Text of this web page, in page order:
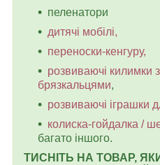
пеленатори
дитячі мобілі,
переноски-кенгуру,
розвиваючі килимки з
брязкальцями,
розвиваючі іграшки
колиска-гойдалка /
багато іншого.
ТИСНІТЬ НА ТОВАР,